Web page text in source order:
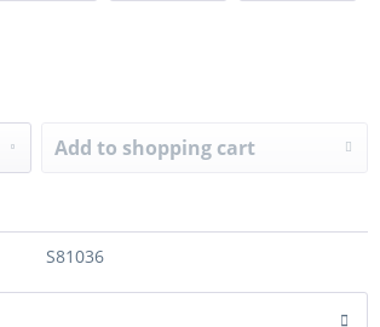
Add to shopping cart
S81036